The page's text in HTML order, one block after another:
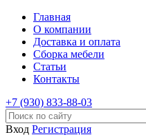
Главная
О компании
Доставка и оплата
Сборка мебели
Статьи
Контакты
+7 (930) 833-88-03
Вход Регистрация